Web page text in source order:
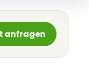
anfragen